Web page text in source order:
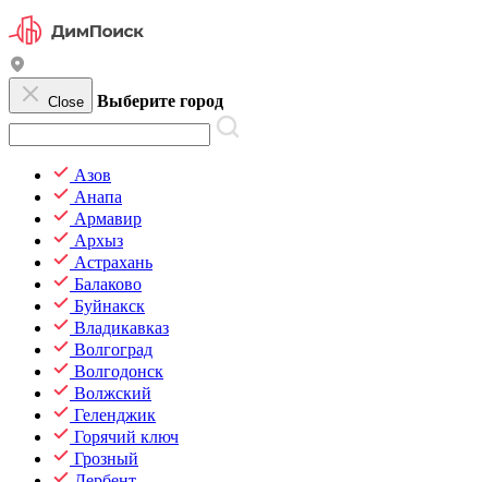
Close Выберите город
Азов
Анапа
Армавир
Архыз
Астрахань
Балаково
Буйнакск
Владикавказ
Волгоград
Волгодонск
Волжский
Геленджик
Горячий ключ
Грозный